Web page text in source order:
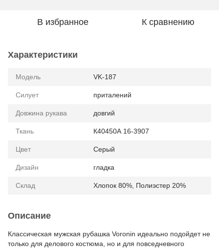
В избранное К сравнению
Характеристики
Модель VK-187
Силует приталений
Довжина рукава довгий
Ткань К40450А 16-3907
Цвет Серый
Дизайн гладка
Склад Хлопок 80%, Полиэстер 20%
Описание
Классическая мужская рубашка Voronin идеально подойдет не
только для делового костюма, но и для повседневного